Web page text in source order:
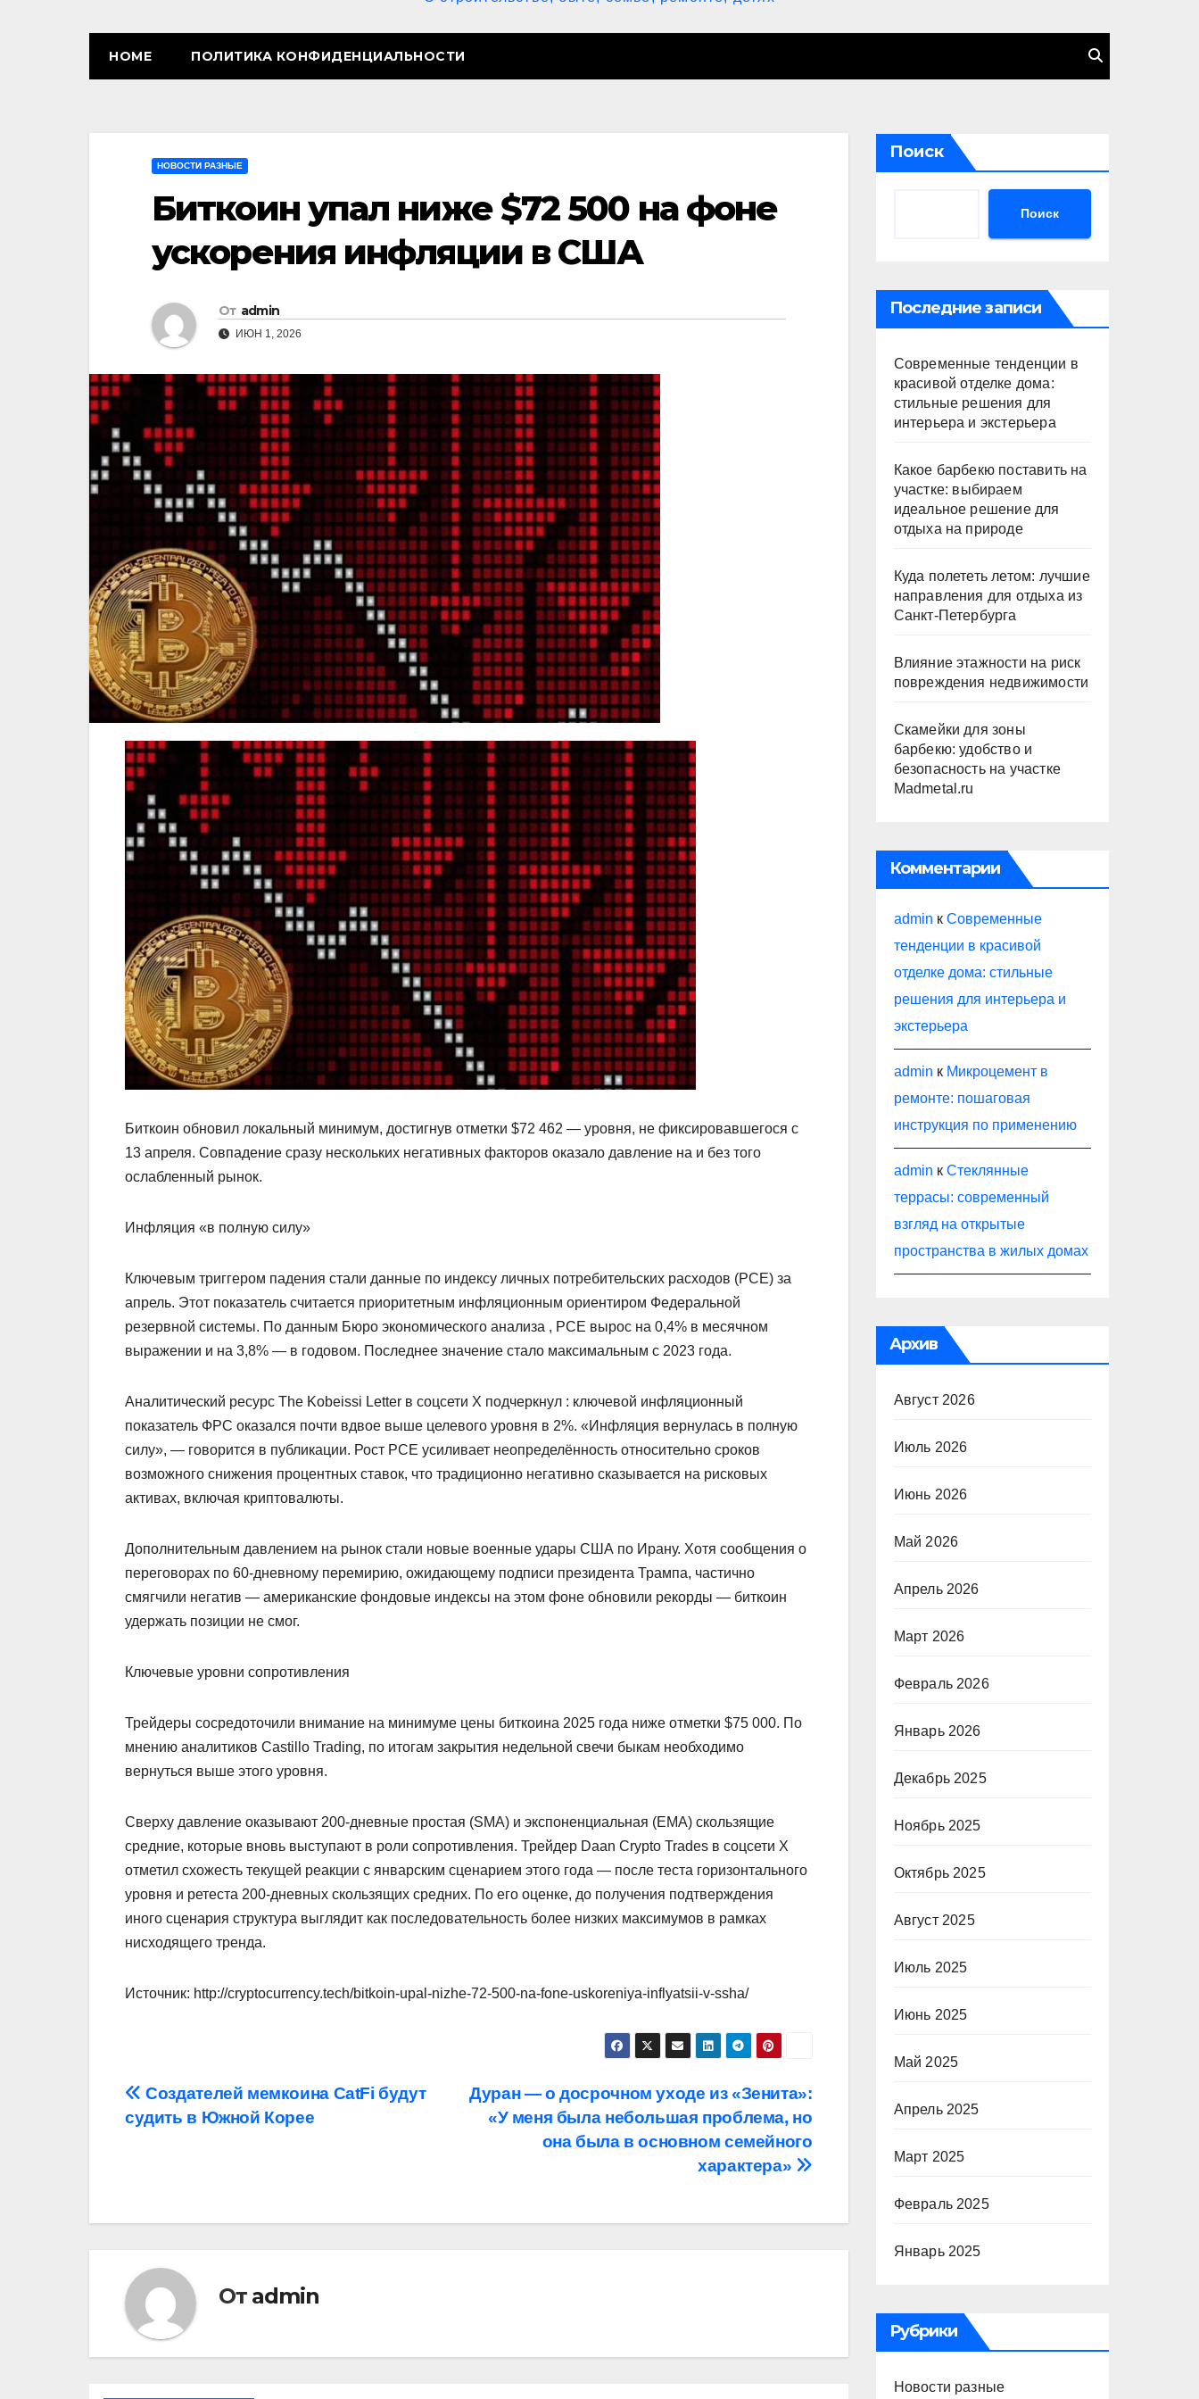
HOME ПОЛИТИКА КОНФИДЕНЦИАЛЬНОСТИ
НОВОСТИ РАЗНЫЕ
Биткоин упал ниже $72 500 на фоне
ускорения инфляции в США
От admin
ИЮН 1, 2026
Биткоин обновил локальный минимум, достигнув отметки $72 462 — уровня, не фиксировавшегося с
13 апреля. Совпадение сразу нескольких негативных факторов оказало давление на и без того
ослабленный рынок.
Инфляция «в полную силу»
Ключевым триггером падения стали данные по индексу личных потребительских расходов (PCE) за
апрель. Этот показатель считается приоритетным инфляционным ориентиром Федеральной
резервной системы. По данным Бюро экономического анализа , PCE вырос на 0,4% в месячном
выражении и на 3,8% — в годовом. Последнее значение стало максимальным с 2023 года.
Аналитический ресурс The Kobeissi Letter в соцсети X подчеркнул : ключевой инфляционный
показатель ФРС оказался почти вдвое выше целевого уровня в 2%. «Инфляция вернулась в полную
силу», — говорится в публикации. Рост PCE усиливает неопределённость относительно сроков
возможного снижения процентных ставок, что традиционно негативно сказывается на рисковых
активах, включая криптовалюты.
Дополнительным давлением на рынок стали новые военные удары США по Ирану. Хотя сообщения о
переговорах по 60-дневному перемирию, ожидающему подписи президента Трампа, частично
смягчили негатив — американские фондовые индексы на этом фоне обновили рекорды — биткоин
удержать позиции не смог.
Ключевые уровни сопротивления
Трейдеры сосредоточили внимание на минимуме цены биткоина 2025 года ниже отметки $75 000. По
мнению аналитиков Castillo Trading, по итогам закрытия недельной свечи быкам необходимо
вернуться выше этого уровня.
Сверху давление оказывают 200-дневные простая (SMA) и экспоненциальная (EMA) скользящие
средние, которые вновь выступают в роли сопротивления. Трейдер Daan Crypto Trades в соцсети X
отметил схожесть текущей реакции с январским сценарием этого года — после теста горизонтального
уровня и ретеста 200-дневных скользящих средних. По его оценке, до получения подтверждения
иного сценария структура выглядит как последовательность более низких максимумов в рамках
нисходящего тренда.
Источник: http://cryptocurrency.tech/bitkoin-upal-nizhe-72-500-na-fone-uskoreniya-inflyatsii-v-ssha/
Навигация
по
Дуран — о досрочном уходе из «Зенита»:
«У меня была небольшая проблема, но
она была в основном семейного
характера»
Создателей мемкоина CatFi будут
судить в Южной Корее
От admin
Поиск
Поиск
Последние записи
Современные тенденции в
красивой отделке дома:
стильные решения для
интерьера и экстерьера
Какое барбекю поставить на
участке: выбираем
идеальное решение для
отдыха на природе
Куда полететь летом: лучшие
направления для отдыха из
Санкт-Петербурга
Влияние этажности на риск
повреждения недвижимости
Скамейки для зоны
барбекю: удобство и
безопасность на участке
Madmetal.ru
Комментарии
admin к Современные
тенденции в красивой
отделке дома: стильные
решения для интерьера и
экстерьера
admin к Микроцемент в
ремонте: пошаговая
инструкция по применению
admin к Стеклянные
террасы: современный
взгляд на открытые
пространства в жилых домах
Архив
Август 2026
Июль 2026
Июнь 2026
Май 2026
Апрель 2026
Март 2026
Февраль 2026
Январь 2026
Декабрь 2025
Ноябрь 2025
Октябрь 2025
Август 2025
Июль 2025
Июнь 2025
Май 2025
Апрель 2025
Март 2025
Февраль 2025
Январь 2025
Рубрики
Новости разные